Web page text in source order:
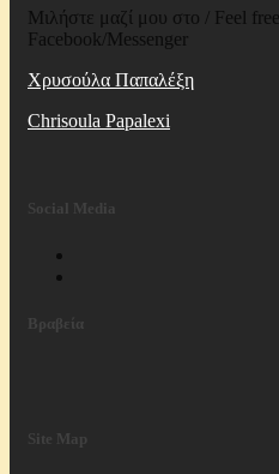
Μιλήστε μαζί μου στο / Feel
Facebook/Messenger
Χρυσούλα Παπαλέξη
Chrisoula Papalexi
Social Media
Βραβεία
Site Map